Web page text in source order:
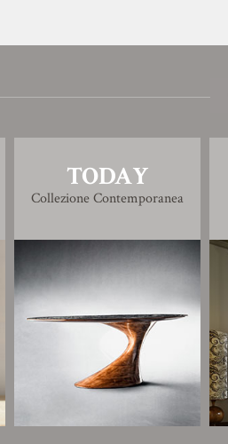
TODAY
Collezione Contemporanea